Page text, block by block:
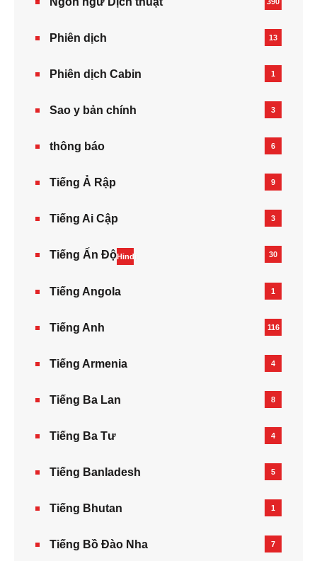
Phiên dịch 13
Phiên dịch Cabin 1
Sao y bản chính 3
thông báo 6
Tiếng Ả Rập 9
Tiếng Ai Cập 3
Tiếng Ấn ĐộHindi 30
Tiếng Angola 1
Tiếng Anh 116
Tiếng Armenia‎ 4
Tiếng Ba Lan 8
Tiếng Ba Tư 4
Tiếng Banladesh 5
Tiếng Bhutan 1
Tiếng Bồ Đào Nha 7